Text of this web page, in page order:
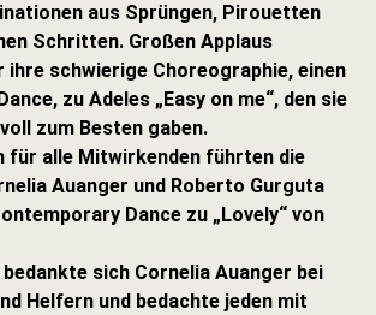
aus Sprüngen, Pirouetten
Schritten. Großen Applaus
ihre schwierige Choreographie, einen
zu Adeles „Easy on me“, den sie
zum Besten gaben.
für alle Mitwirkenden führten die
Auanger und Roberto Gurguta
Dance zu „Lovely“ von
sich Cornelia Auanger bei
Helfern und bedachte jeden mit